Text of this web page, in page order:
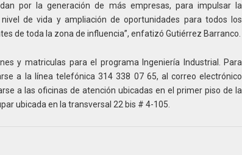
por la generación de más empresas, para impulsar la
de vida y ampliación de oportunidades para todos los
de toda la zona de influencia”, enfatizó Gutiérrez Barranco.
y matriculas para el programa Ingeniería Industrial. Para
a la línea telefónica 314 338 07 65, al correo electrónico
a las oficinas de atención ubicadas en el primer piso de la
ubicada en la transversal 22 bis # 4-105.